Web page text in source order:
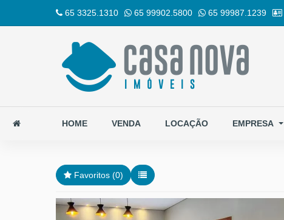
65 3325.1310 65 99902.5800 65 99987.1239
HOME VENDA LOCAÇÃO EMPRESA
Favoritos (0)